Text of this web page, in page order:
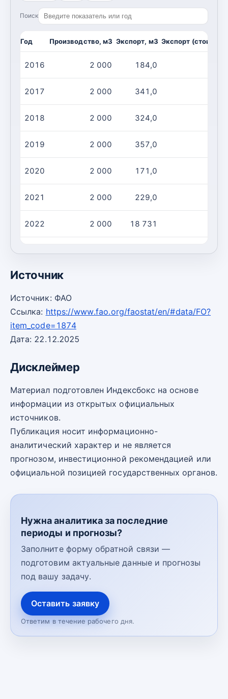
Поиск
Год Производство, м3 Экспорт, м3 Экспорт
2016 2 000 184,0
2017 2 000 341,0
2018 2 000 324,0
2019 2 000 357,0
2020 2 000 171,0
2021 2 000 229,0
2022 2 000 18 731
Источник
Источник: ФАО
Ссылка: https://www.fao.org/faostat/en/#data/FO?
item_code=1874
Дата: 22.12.2025
Дисклеймер
Материал подготовлен Индексбокс на основе
информации из открытых официальных
источников.
Публикация носит информационно-
аналитический характер и не является
прогнозом, инвестиционной рекомендацией или
официальной позицией государственных органов.
Нужна аналитика за последние
периоды и прогнозы?
Заполните форму обратной связи —
подготовим актуальные данные и прогнозы
под вашу задачу.
Оставить заявку
Ответим в течение рабочего дня.